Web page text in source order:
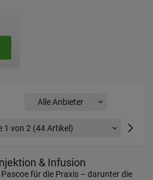
Nächste
& Infusion
für die Praxis – darunter die